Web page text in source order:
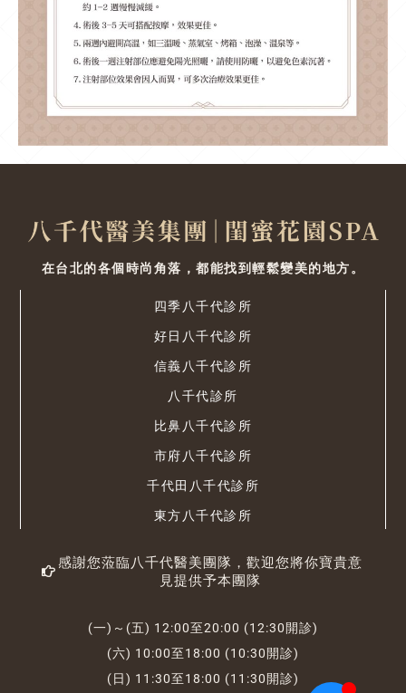
在台北的各個時尚角落，都能找到輕鬆變美的地方。
四季八千代診所
好日八千代診所
信義八千代診所
八千代診所
比鼻八千代診所
市府八千代診所
千代田八千代診所
東方八千代診所
感謝您蒞臨八千代醫美團隊，歡迎您將你寶貴意
見提供予本團隊
(一)～(五) 12:00至20:00 (12:30開診)
(六) 10:00至18:00 (10:30開診)
(日) 11:30至18:00 (11:30開診)